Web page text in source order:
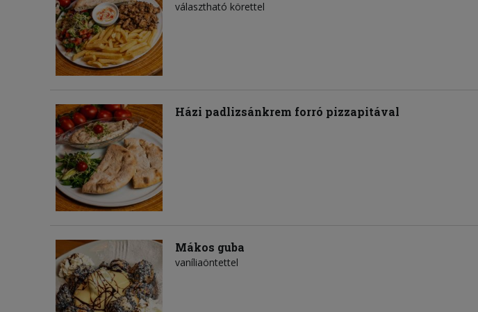
választható körettel
Házi padlizsánkrem forró pizzapitával
Mákos guba
vaníliaöntettel